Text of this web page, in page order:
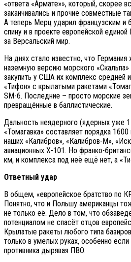
«ответа «Армате»», который, скорее
заканчивались и прочие совместные
А теперь Мерц ударил французским и
спину и в проекте европейской
за Версальский мир.
На днях стало известно, что
наземную версию морского
закупить у США их комплекс средней
«Тифон» с крылатыми ракетами
SM-6. Последние – просто морские
превращённые в баллистические.
Дальность неядерного (ядерных уже
«Томагавка» составляет порядка
наших «Калибров», «Калибров-М»,
авиационных Х-101. Но франко-
км, и комплекса под неё ещё нет, а
Ответный удар
В общем, «европейское братство по
Понятно, что и Польшу американцы
не только её. Дело в том, что
потенциалом не спасёт отцов
Крылатые ракеты любого типа
только в умелых руках, особенно если
противника дырявая ПВО.